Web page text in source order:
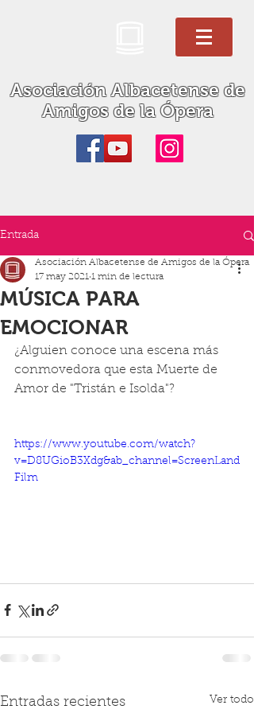
Asociación Albacetense de
Amigos de la Ópera
Entrada
MÚSICA PARA
EMOCIONAR
Asociación Albacetense de Amigos de la Ópera
17 may 2021 1 min de lectura
¿Alguien conoce una escena más
conmovedora que esta Muerte de
Amor de "Tristán e Isolda"?
https://www.youtube.com/watch?
v=D8UGioB3Xdg&ab_channel=ScreenLand
Film
Entradas recientes Ver todo